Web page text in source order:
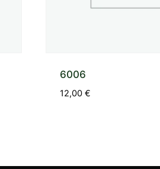
6006
12,00€